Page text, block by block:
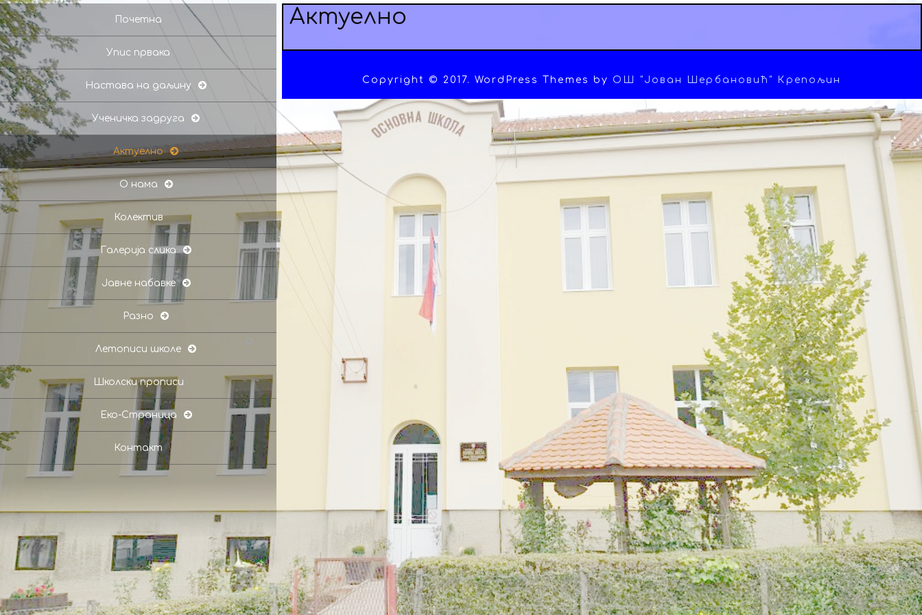
Почетна
Упис првака
Настава на даљину
Ученичка задруга
Актуелно
О нама
Колектив
Галерија слика
Јавне набавке
Разно
Летописи школе
Школски прописи
Еко-Страница
Контакт
Актуелно
Copyright © 2017. WordPress Themes by ОШ "Јован Шербановић" Крепољин